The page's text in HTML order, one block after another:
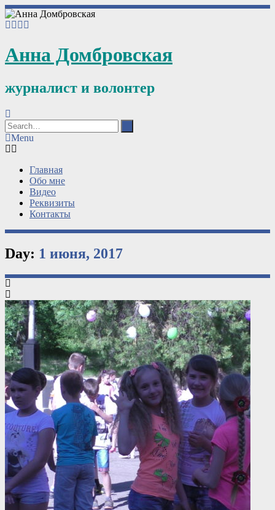
Анна Домбровская
журналист и волонтер
Menu
Главная
Обо мне
Видео
Реквизиты
Контакты
Day: 1 июня, 2017